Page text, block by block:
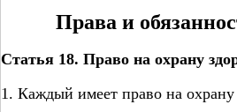
Права и
Статья 18. Право на охрану
1. Каждый имеет право на охрану